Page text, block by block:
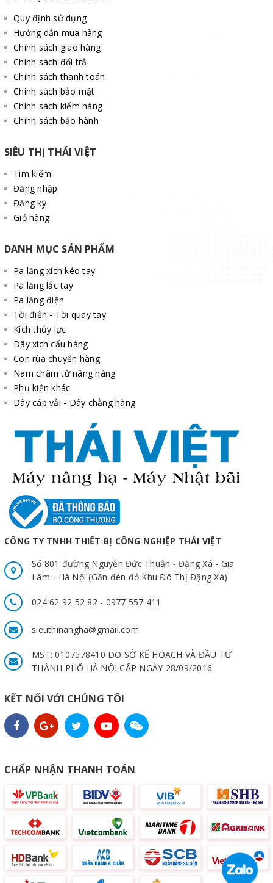
Quy định sử dụng
Hướng dẫn mua hàng
Chính sách giao hàng
Chính sách đổi trả
Chính sách thanh toán
Chính sách bảo mật
Chính sách kiểm hàng
Chính sách bảo hành
SIÊU THỊ THÁI VIỆT
Tìm kiếm
Đăng nhập
Đăng ký
Giỏ hàng
DANH MỤC SẢN PHẨM
Pa lăng xích kéo tay
Pa lăng lắc tay
Pa lăng điện
Tời điện - Tời quay tay
Kích thủy lực
Dây xích cẩu hàng
Con rùa chuyển hàng
Nam châm từ nâng hàng
Phụ kiện khác
Dây cáp vải - Dây chằng hàng
CÔNG TY TNHH THIẾT BỊ CÔNG NGHIỆP THÁI VIỆT
Số 801 đường Nguyễn Đức Thuận - Đặng Xá - Gia
Lâm - Hà Nội (Gần đèn đỏ Khu Đô Thị Đặng Xá)
024 62 92 52 82 - 0977 557 411
sieuthinangha@gmail.com
MST: 0107578410 DO SỞ KẾ HOẠCH VÀ ĐẦU TƯ
THÀNH PHỐ HÀ NỘI CẤP NGÀY 28/09/2016.
KẾT NỐI VỚI CHÚNG TÔI
CHẤP NHẬN THANH TOÁN